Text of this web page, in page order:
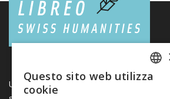
Una piattaforma unica per i libri e le
Questo sito web utilizza
cookie